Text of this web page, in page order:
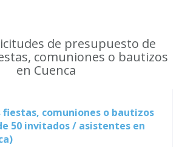
de presupuesto de
comuniones o bautizos
en Cuenca
comuniones o bautizos
50 invitados / asistentes en